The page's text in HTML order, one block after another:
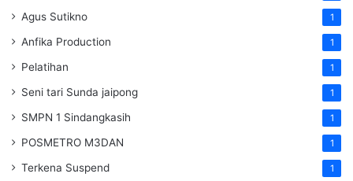
Agus Sutikno 1
Anfika Production 1
Pelatihan 1
Seni tari Sunda jaipong 1
SMPN 1 Sindangkasih 1
POSMETRO M3DAN 1
Terkena Suspend 1